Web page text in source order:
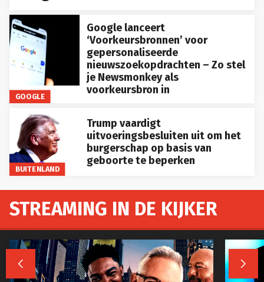
GOOGLE
Google lanceert
‘Voorkeursbronnen’ voor
gepersonaliseerde
nieuwszoekopdrachten – Zo stel
je Newsmonkey als
voorkeursbron in
BUITENLAND
Trump vaardigt
uitvoeringsbesluiten uit om het
burgerschap op basis van
geboorte te beperken
STREAMING IN DE KIJKER
 